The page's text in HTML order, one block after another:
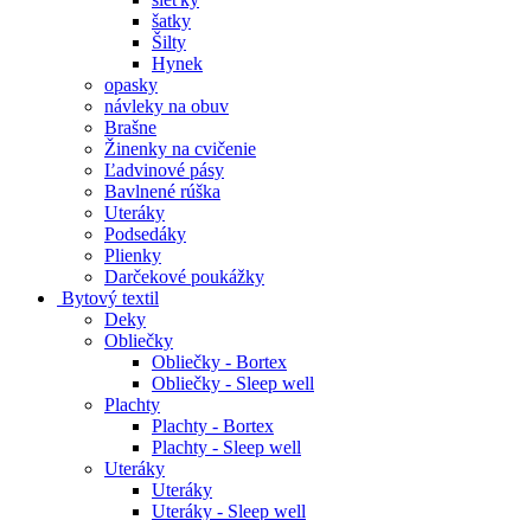
šatky
Šilty
Hynek
opasky
návleky na obuv
Brašne
Žinenky na cvičenie
Ľadvinové pásy
Bavlnené rúška
Uteráky
Podsedáky
Plienky
Darčekové poukážky
Bytový textil
Deky
Obliečky
Obliečky - Bortex
Obliečky - Sleep well
Plachty
Plachty - Bortex
Plachty - Sleep well
Uteráky
Uteráky
Uteráky - Sleep well